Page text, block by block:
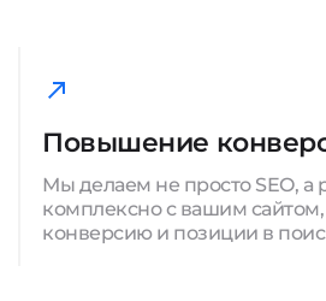
Повышение
Мы делаем не просто SEO, а
комплексно с вашим
конверсию и позиции в